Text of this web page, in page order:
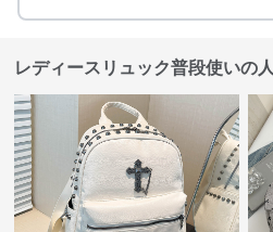
レディースリュック普段使いの